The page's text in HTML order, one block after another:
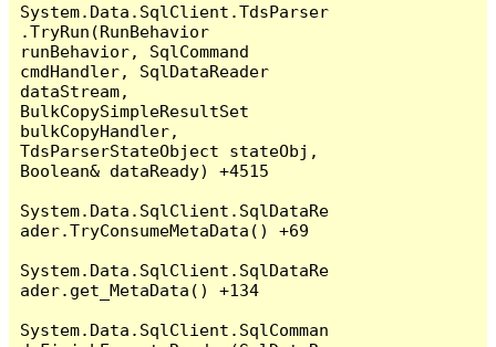
System.Data.SqlClient.TdsParser
.TryRun(RunBehavior
runBehavior, SqlCommand
cmdHandler, SqlDataReader
dataStream,
BulkCopySimpleResultSet
bulkCopyHandler,
TdsParserStateObject stateObj,
Boolean& dataReady) +4515
System.Data.SqlClient.SqlDataRe
ader.TryConsumeMetaData() +69
System.Data.SqlClient.SqlDataRe
ader.get_MetaData() +134
System.Data.SqlClient.SqlComman